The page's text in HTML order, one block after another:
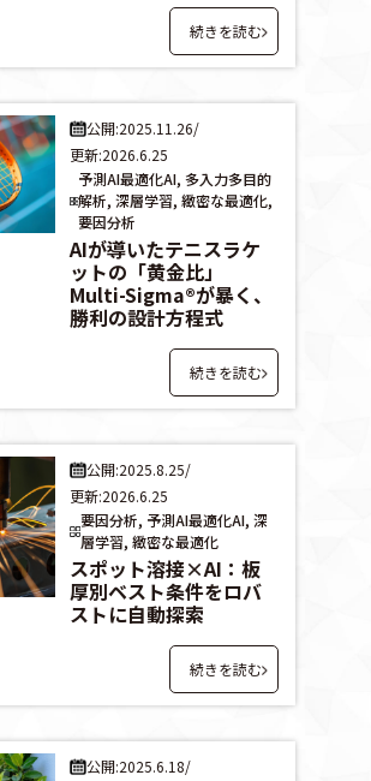
続きを読む
公開:2025.11.26/
更新:2026.6.25
予測AI最適化AI, 多入力多目的
解析, 深層学習, 緻密な最適化,
要因分析
AIが導いたテニスラケ
ットの「黄金比」
Multi-Sigma®が暴く、
勝利の設計方程式
続きを読む
公開:2025.8.25/
更新:2026.6.25
要因分析, 予測AI最適化AI, 深
層学習, 緻密な最適化
スポット溶接×AI：板
厚別ベスト条件をロバ
ストに自動探索
続きを読む
公開:2025.6.18/